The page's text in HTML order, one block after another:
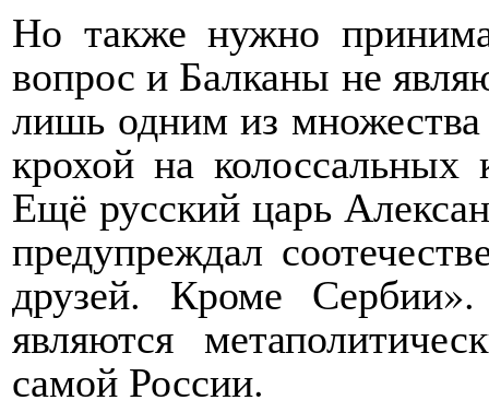
Но также нужно
вопрос и Балканы не
лишь одним из
крохой на колоссальных
Ещё русский царь
предупреждал
друзей. Кроме
являются
самой России.